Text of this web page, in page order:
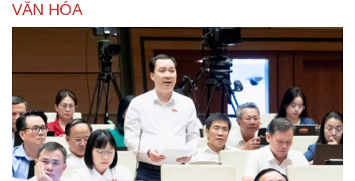
VĂN HÓA